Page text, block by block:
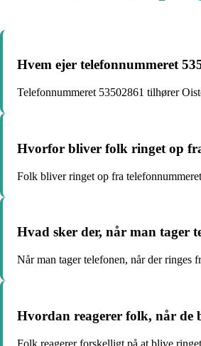
Hvem ejer telefonnummeret
Telefonnummeret 53502861 tilhører
Hvorfor bliver folk ringet op
Folk bliver ringet op fra
Hvad sker der, når man tager
Når man tager telefonen, når der ringes
Hvordan reagerer folk, når de
Folk reagerer forskelligt på at blive